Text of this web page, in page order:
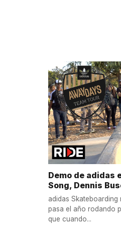
Demo de adidas
Song, Dennis
adidas
pasa el año rodando
que cuando...